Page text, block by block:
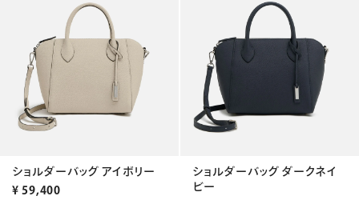
ショルダーバッグ アイボリー
¥ 59,400
ショルダーバッグ ダークネイ
ビー